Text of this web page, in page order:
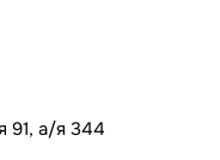
91, а/я 344